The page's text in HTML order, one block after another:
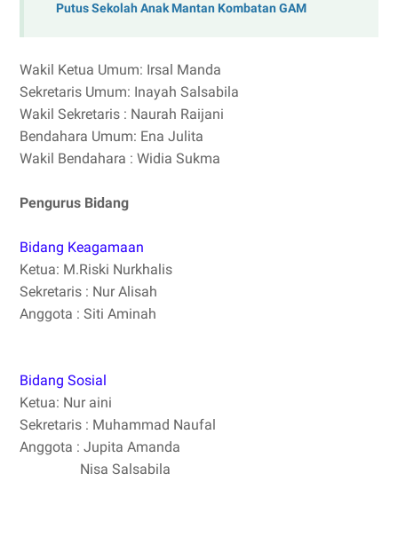
Putus Sekolah Anak Mantan Kombatan GAM
Wakil Ketua Umum: Irsal Manda
Sekretaris Umum: Inayah Salsabila
Wakil Sekretaris : Naurah Raijani
Bendahara Umum: Ena Julita
Wakil Bendahara : Widia Sukma
Pengurus Bidang
Bidang Keagamaan
Ketua: M.Riski Nurkhalis
Sekretaris : Nur Alisah
Anggota : Siti Aminah
Bidang Sosial
Ketua: Nur aini
Sekretaris : Muhammad Naufal
Anggota : Jupita Amanda
Nisa Salsabila